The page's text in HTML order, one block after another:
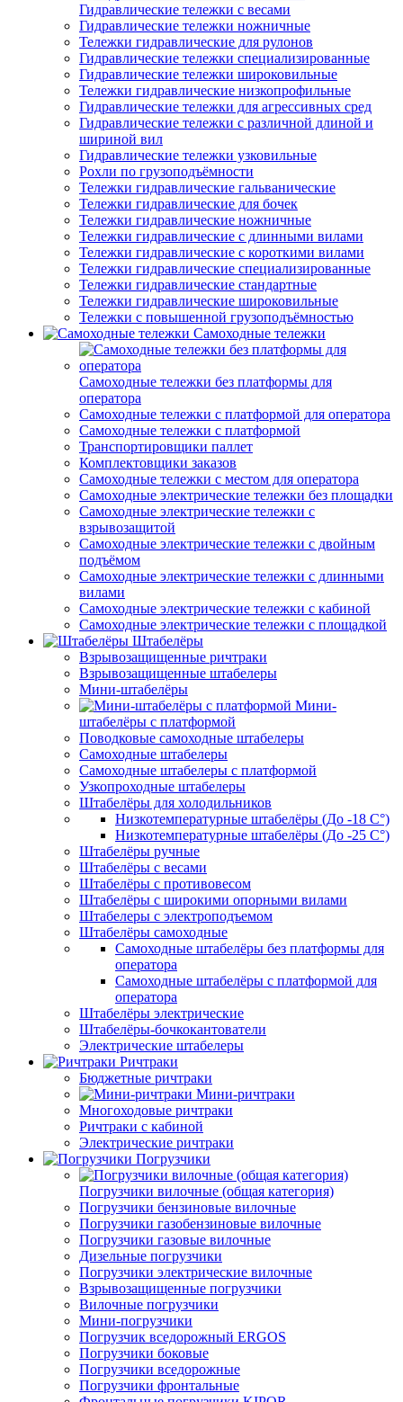
Гидравлические тележки с весами
Гидравлические тележки ножничные
Тележки гидравлические для рулонов
Гидравлические тележки специализированные
Гидравлические тележки широковильные
Тележки гидравлические низкопрофильные
Гидравлические тележки для агрессивных сред
Гидравлические тележки с различной длиной и
шириной вил
Гидравлические тележки узковильные
Рохли по грузоподъёмности
Тележки гидравлические гальванические
Тележки гидравлические для бочек
Тележки гидравлические ножничные
Тележки гидравлические с длинными вилами
Тележки гидравлические с короткими вилами
Тележки гидравлические специализированные
Тележки гидравлические стандартные
Тележки гидравлические широковильные
Тележки с повышенной грузоподъёмностью
Самоходные тележки
Самоходные тележки без платформы для
оператора
Самоходные тележки с платформой для оператора
Самоходные тележки с платформой
Транспортировщики паллет
Комплектовщики заказов
Самоходные тележки с местом для оператора
Самоходные электрические тележки без площадки
Самоходные электрические тележки с
взрывозащитой
Самоходные электрические тележки с двойным
подъёмом
Самоходные электрические тележки с длинными
вилами
Самоходные электрические тележки с кабиной
Самоходные электрические тележки с площадкой
Штабелёры
Взрывозащищенные ричтраки
Взрывозащищенные штабелеры
Мини-штабелёры
Мини-
штабелёры с платформой
Поводковые самоходные штабелеры
Самоходные штабелеры
Самоходные штабелеры с платформой
Узкопроходные штабелеры
Штабелёры для холодильников
Низкотемпературные штабелёры (До -18 C°)
Низкотемпературные штабелёры (До -25 C°)
Штабелёры ручные
Штабелёры с весами
Штабелёры с противовесом
Штабелёры с широкими опорными вилами
Штабелеры с электроподъемом
Штабелёры самоходные
Самоходные штабелёры без платформы для
оператора
Самоходные штабелёры с платформой для
оператора
Штабелёры электрические
Штабелёры-бочкокантователи
Электрические штабелеры
Ричтраки
Бюджетные ричтраки
Мини-ричтраки
Многоходовые ричтраки
Ричтраки с кабиной
Электрические ричтраки
Погрузчики
Погрузчики вилочные (общая категория)
Погрузчики бензиновые вилочные
Погрузчики газобензиновые вилочные
Погрузчики газовые вилочные
Дизельные погрузчики
Погрузчики электрические вилочные
Взрывозащищенные погрузчики
Вилочные погрузчики
Мини-погрузчики
Погрузчик вседорожный ERGOS
Погрузчики боковые
Погрузчики вседорожные
Погрузчики фронтальные